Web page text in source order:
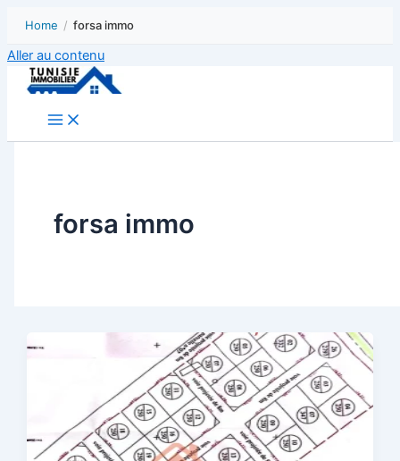
Home / forsa immo
Aller au contenu
forsa immo